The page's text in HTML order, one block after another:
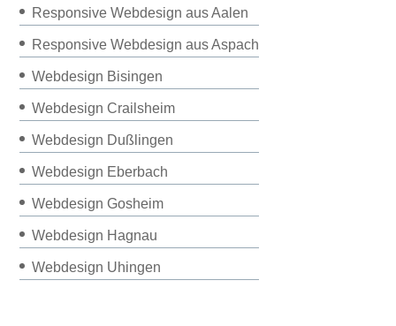
Responsive Webdesign aus Aalen
Responsive Webdesign aus Aspach
Webdesign Bisingen
Webdesign Crailsheim
Webdesign Dußlingen
Webdesign Eberbach
Webdesign Gosheim
Webdesign Hagnau
Webdesign Uhingen